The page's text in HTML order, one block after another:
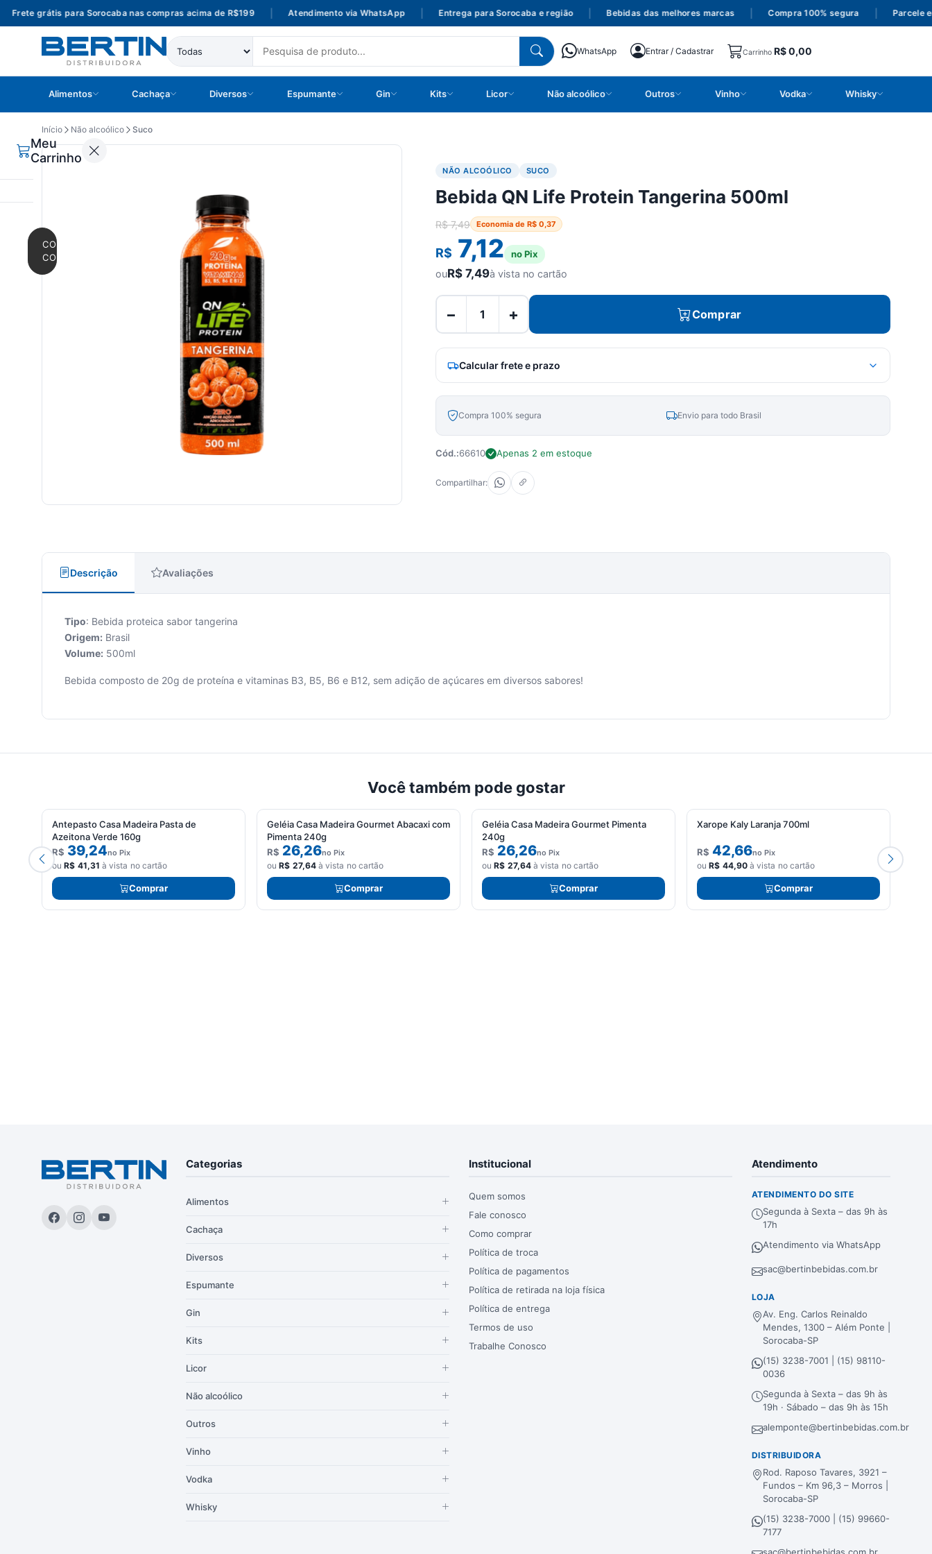
grátis para Sorocaba nas compras acima de R$199 Atendimento via WhatsApp Entrega para Sorocaba e região Bebidas das melhores marcas Compra 100% segura Parcele em
WhatsApp Entrar / Cadastrar Carrinho R$0,00
Alimentos Cachaça Diversos Espumante Gin Kits Licor Não alcoólico Outros Vinho Vodka Whisky
Meu
Carrinho
CONTINUAR
COMPRANDO
Início Não alcoólico Suco
NÃO ALCOÓLICO SUCO
Bebida QN Life Protein Tangerina 500ml
R$7,49 Economia de R$ 0,37
R$ 7,12 no Pix
ouR$ 7,49à vista no cartão
− + Comprar
Calcular frete e prazo
Compra 100% segura Envio para todo Brasil
Cód.:66610 Apenas 2 em estoque
Compartilhar:
Descrição Avaliações
Tipo: Bebida proteica sabor tangerina
Origem: Brasil
Volume: 500ml
Bebida composto de 20g de proteína e vitaminas B3, B5, B6 e B12, sem adição de açúcares em diversos sabores!
Você também pode gostar
Antepasto Casa Madeira Pasta de
Azeitona Verde 160g
R$ 39,24no Pix
ouR$ 41,31 à vista no cartão
Comprar
Geléia Casa Madeira Gourmet Abacaxi com
Pimenta 240g
R$ 26,26no Pix
ouR$ 27,64à vista no cartão
Comprar
Geléia Casa Madeira Gourmet Pimenta
240g
R$ 26,26no Pix
ouR$ 27,64à vista no cartão
Comprar
Xarope Kaly Laranja 700ml
R$ 42,66no Pix
ouR$ 44,90à vista no cartão
Comprar
Categorias
Alimentos
Cachaça
Diversos
Espumante
Gin
Kits
Licor
Não alcoólico
Outros
Vinho
Vodka
Whisky
Institucional
Quem somos
Fale conosco
Como comprar
Política de troca
Política de pagamentos
Política de retirada na loja física
Política de entrega
Termos de uso
Trabalhe Conosco
Atendimento
ATENDIMENTO DO SITE
Segunda à Sexta – das 9h às
17h
Atendimento via WhatsApp
sac@bertinbebidas.com.br
LOJA
Av. Eng. Carlos Reinaldo
Mendes, 1300 – Além Ponte |
Sorocaba-SP
(15) 3238-7001 | (15) 98110-
0036
Segunda à Sexta – das 9h às
19h · Sábado – das 9h às 15h
alemponte@bertinbebidas.com.br
DISTRIBUIDORA
Rod. Raposo Tavares, 3921 –
Fundos – Km 96,3 – Morros |
Sorocaba-SP
(15) 3238-7000 | (15) 99660-
7177